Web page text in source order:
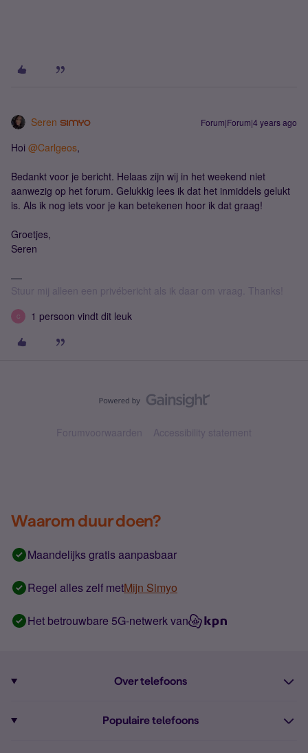
Seren Forum|Forum|4 years ago
Hoi @Carlgeos,
Bedankt voor je bericht. Helaas zijn wij in het weekend niet
aanwezig op het forum. Gelukkig lees ik dat het inmiddels gelukt
is. Als ik nog iets voor je kan betekenen hoor ik dat graag!
Groetjes,
Seren
Stuur mij alleen een privébericht als ik daar om vraag. Thanks!
C 1 persoon vindt dit leuk
Forumvoorwaarden Accessibility statement
Waarom duur doen?
Maandelijks gratis aanpasbaar
Regel alles zelf metMijn Simyo
Het betrouwbare 5G-netwerk van
Over telefoons
Populaire telefoons